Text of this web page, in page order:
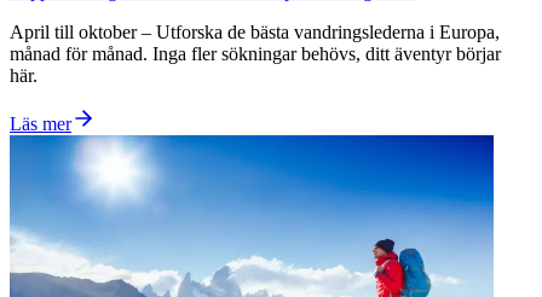
April till oktober – Utforska de bästa vandringslederna i Europa,
månad för månad. Inga fler sökningar behövs, ditt äventyr börjar
här.
Läs mer